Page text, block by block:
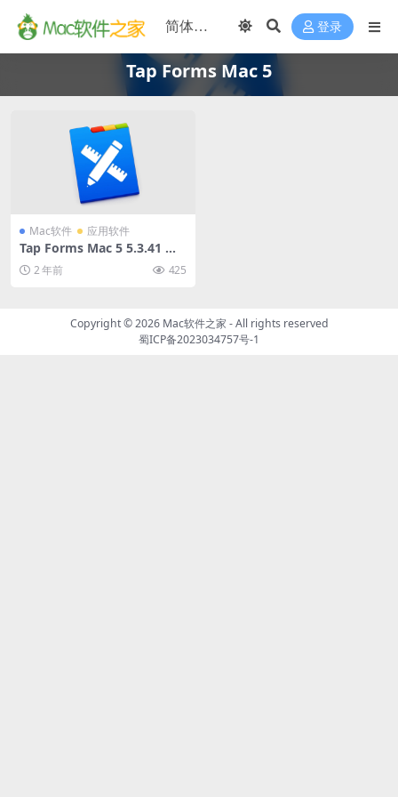
登录
Tap Forms Mac 5
Mac软件 应用软件
Tap Forms Mac 5 5.3.41 中
文破解版 (数据库开发管理工
具)2 年前 425
Copyright © 2026 Mac软件之家 - All rights reserved
蜀ICP备2023034757号-1